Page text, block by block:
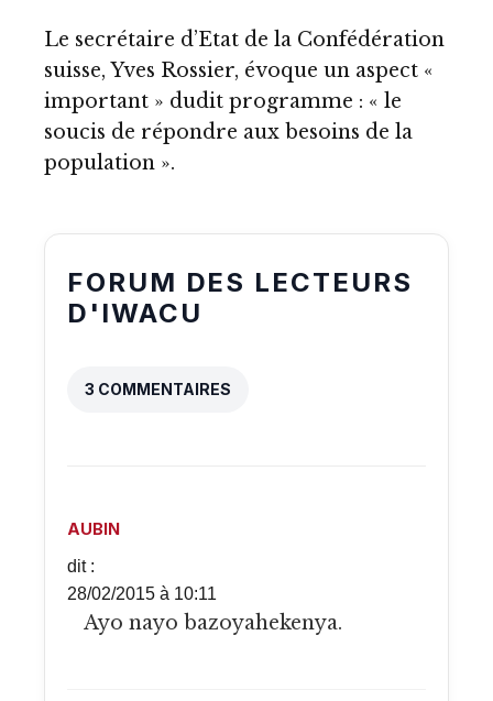
Le secrétaire d’Etat de la Confédération
suisse, Yves Rossier, évoque un aspect «
important » dudit programme : « le
soucis de répondre aux besoins de la
population ».
FORUM DES LECTEURS
D'IWACU
3 COMMENTAIRES
AUBIN
dit :
28/02/2015 à 10:11
Ayo nayo bazoyahekenya.